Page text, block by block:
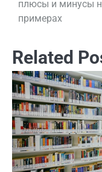
записям
плюсы и минусы
примерах
Related